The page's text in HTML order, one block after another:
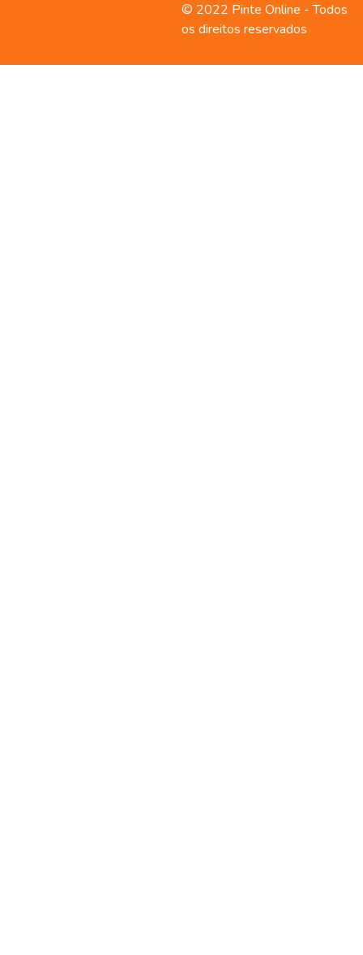
© 2022 Pinte Online - Todos
os direitos reservados